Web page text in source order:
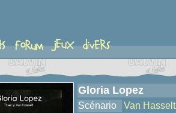
Gloria Lopez
Scénario
Van